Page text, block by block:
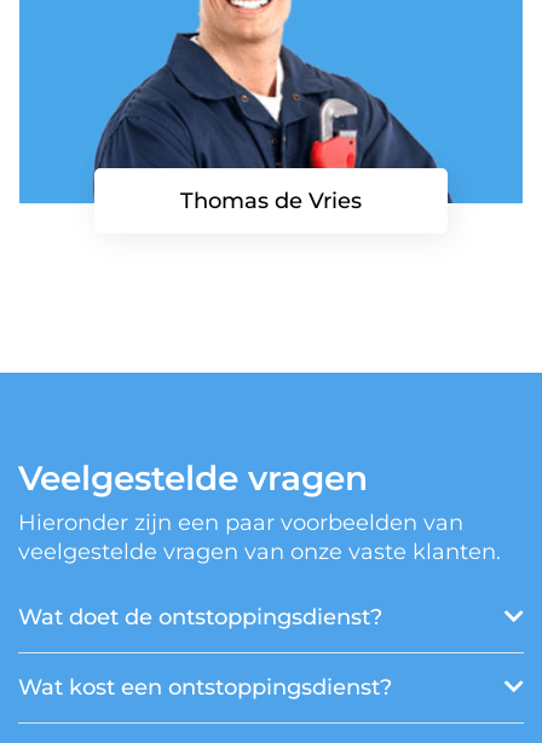
Thomas de Vries
Veelgestelde vragen
Hieronder zijn een paar voorbeelden van
veelgestelde vragen van onze vaste klanten.
Wat doet de ontstoppingsdienst?
Wat kost een ontstoppingsdienst?